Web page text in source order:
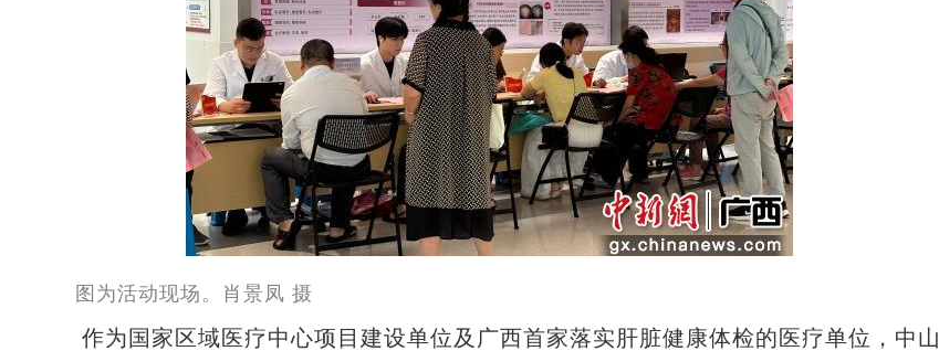
图为活动现场。肖景凤 摄
作为国家区域医疗中心项目建设单位及广西首家落实肝脏健康体检的医疗单位，中山